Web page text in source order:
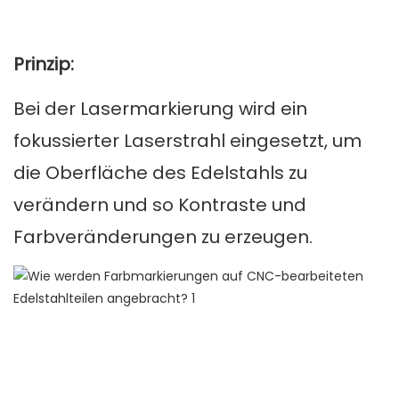
Prinzip:
Bei der Lasermarkierung wird ein
fokussierter Laserstrahl eingesetzt, um
die Oberfläche des Edelstahls zu
verändern und so Kontraste und
Farbveränderungen zu erzeugen.